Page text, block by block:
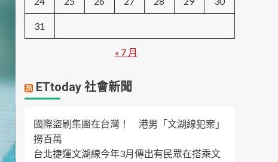
31
« 7 月
ETtoday 社會新聞
國際盜刷集團在台灣！ 港男「文湖線犯案」
撈百萬
台北捷運文湖線今年3月傳出有民眾在搭乘文